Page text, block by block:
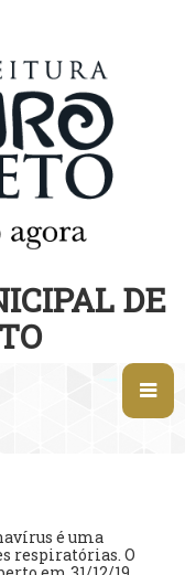
DE
é uma
respiratórias. O